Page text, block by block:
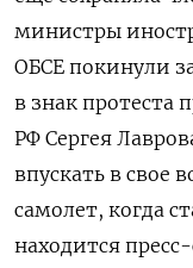
министры
ОБСЕ покинули
в знак протеста
РФ Сергея
впускать в свое
самолет, когда
находится